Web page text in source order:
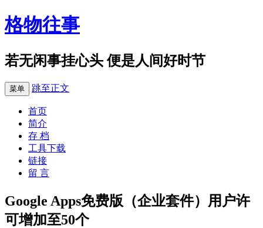
格物往事
若无闲事挂心头 便是人间好时节
菜单 跳至正文
首页
简介
存 档
工具下载
链接
留 言
Google Apps免费版（企业套件）用户许
可增加至50个